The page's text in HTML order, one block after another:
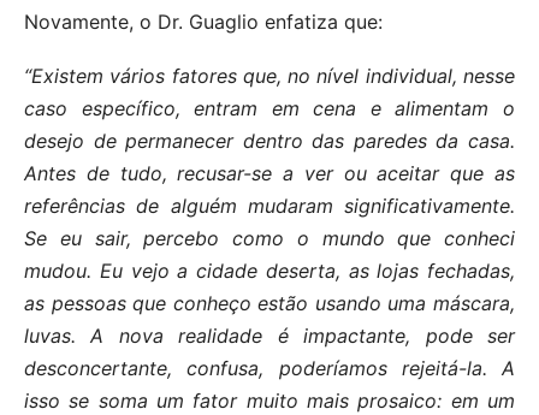
Novamente, o Dr. Guaglio enfatiza que:
“Existem vários fatores que, no nível individual, nesse
caso específico, entram em cena e alimentam o
desejo de permanecer dentro das paredes da casa.
Antes de tudo, recusar-se a ver ou aceitar que as
referências de alguém mudaram significativamente.
Se eu sair, percebo como o mundo que conheci
mudou. Eu vejo a cidade deserta, as lojas fechadas,
as pessoas que conheço estão usando uma máscara,
luvas. A nova realidade é impactante, pode ser
desconcertante, confusa, poderíamos rejeitá-la. A
isso se soma um fator muito mais prosaico: em um